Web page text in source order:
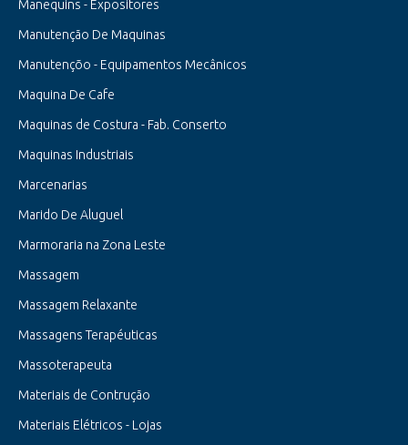
Manequins - Expositores
Manutenção De Maquinas
Manutençõo - Equipamentos Mecânicos
Maquina De Cafe
Maquinas de Costura - Fab. Conserto
Maquinas Industriais
Marcenarias
Marido De Aluguel
Marmoraria na Zona Leste
Massagem
Massagem Relaxante
Massagens Terapéuticas
Massoterapeuta
Materiais de Contrução
Materiais Elétricos - Lojas